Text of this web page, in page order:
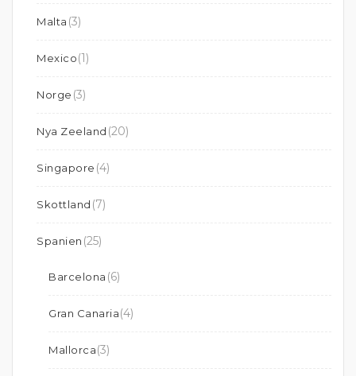
Malta (3)
Mexico(1)
Norge (3)
Nya Zeeland (20)
Singapore (4)
Skottland (7)
Spanien (25)
Barcelona (6)
Gran Canaria(4)
Mallorca(3)